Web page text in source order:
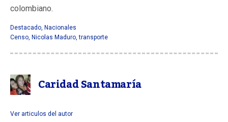
colombiano.
Destacado, Nacionales
Censo, Nicolas Maduro,transporte
Caridad Santamaría
Ver articulos del autor